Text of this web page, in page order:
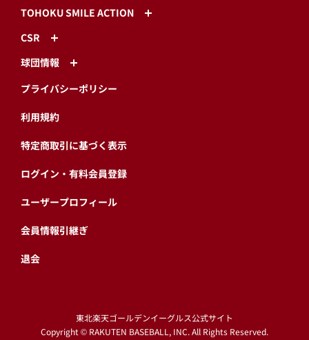
TOHOKU SMILE ACTION
CSR
球団情報
プライバシーポリシー
利用規約
特定商取引に基づく表示
ログイン・有料会員登録
ユーザープロフィール
会員情報引継ぎ
退会
東北楽天ゴールデンイーグルス公式サイト
Copyright © RAKUTEN BASEBALL, INC. All Rights Reserved.